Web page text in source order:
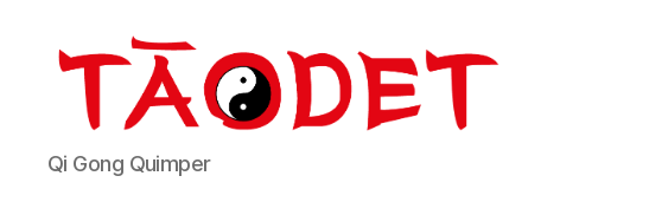
Taodet
Qi Gong Quimper